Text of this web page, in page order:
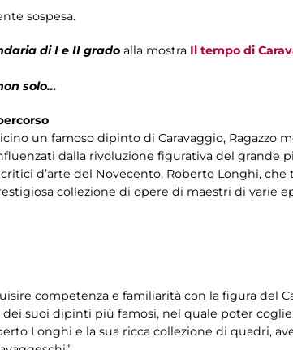
sospesa.
di I e II grado alla mostra Il tempo di
solo…
un famoso dipinto di Caravaggio, Ragazzo
dalla rivoluzione figurativa del grande
d’arte del Novecento, Roberto Longhi,
collezione di opere di maestri di
competenza e familiarità con la figura del
dei suoi dipinti più famosi, nel quale poter
Longhi e la sua ricca collezione di quadri,